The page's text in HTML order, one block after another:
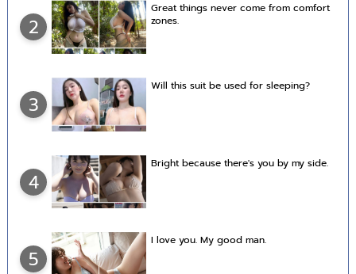
2
Great things never come from comfort
zones.
3
Will this suit be used for sleeping?
4
Bright because there's you by my side.
5
I love you. My good man.